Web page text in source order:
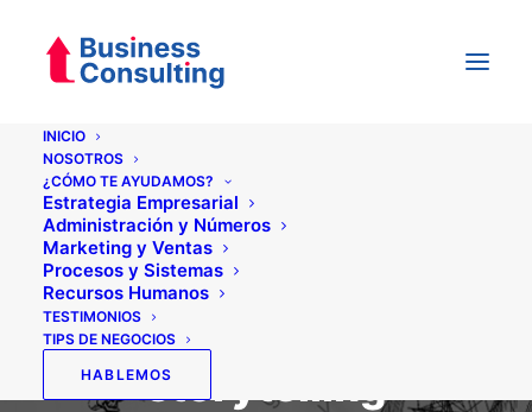
INICIO
NOSOTROS
¿CÓMO TE AYUDAMOS?
Estrategia Empresarial
Administración y Números
Marketing y Ventas
Procesos y Sistemas
Recursos Humanos
TESTIMONIOS
TIPS DE NEGOCIOS
HABLEMOS
El poder del
storytelling